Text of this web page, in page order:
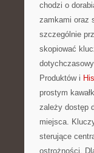
chodzi o
zamkami oraz
szczególnie
skopiować
Produktów i
prostym
zależy dostęp
miejsca.
sterujące
ostrożności.